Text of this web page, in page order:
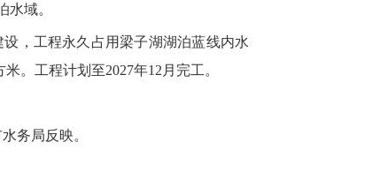
域。
，工程永久占用梁子湖湖泊蓝线内水
。工程计划至2027年12月完工。
务局反映。